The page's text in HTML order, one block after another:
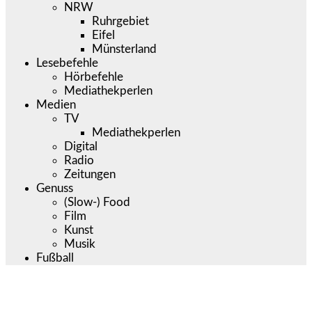
NRW
Ruhrgebiet
Eifel
Münsterland
Lesebefehle
Hörbefehle
Mediathekperlen
Medien
TV
Mediathekperlen
Digital
Radio
Zeitungen
Genuss
(Slow-) Food
Film
Kunst
Musik
Fußball